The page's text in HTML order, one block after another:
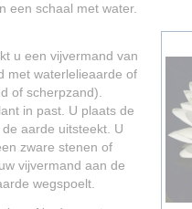
een schaal met water.
u een vijvermand van
met waterlelieaarde of
of scherpzand).
in past. U plaats de
aarde uitsteekt. U
zware stenen of
vijvermand aan de
wegspoelt.